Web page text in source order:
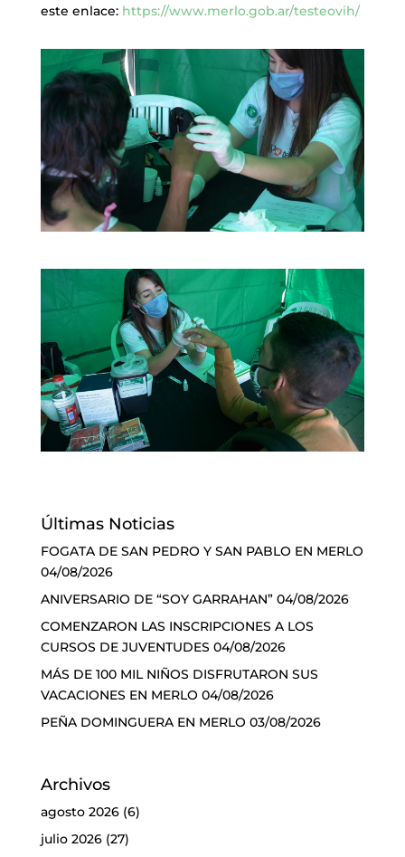
este enlace: https://www.merlo.gob.ar/testeovih/
Últimas Noticias
FOGATA DE SAN PEDRO Y SAN PABLO EN MERLO
04/08/2026
ANIVERSARIO DE “SOY GARRAHAN” 04/08/2026
COMENZARON LAS INSCRIPCIONES A LOS
CURSOS DE JUVENTUDES 04/08/2026
MÁS DE 100 MIL NIÑOS DISFRUTARON SUS
VACACIONES EN MERLO 04/08/2026
PEÑA DOMINGUERA EN MERLO 03/08/2026
Archivos
agosto 2026(6)
julio 2026(27)